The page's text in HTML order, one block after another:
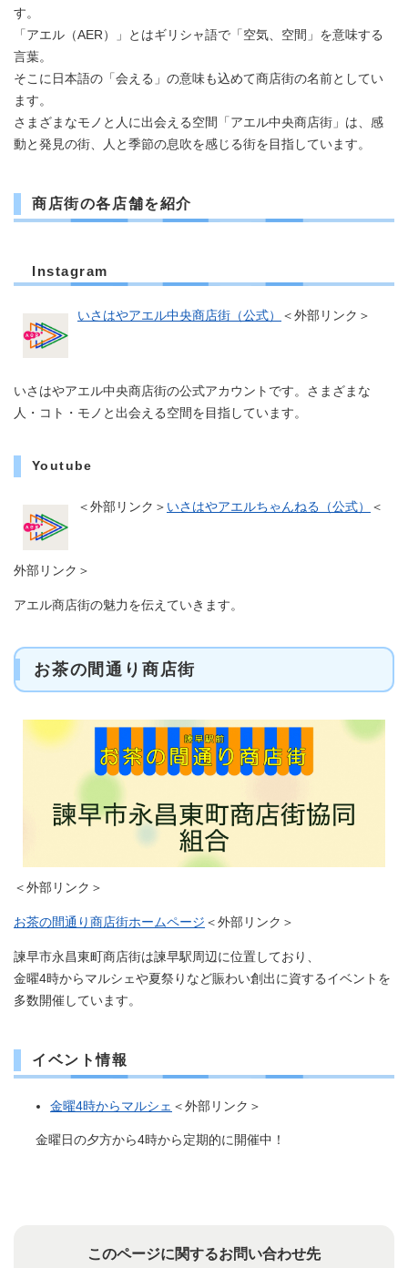
す。
「アエル（AER）」とはギリシャ語で「空気、空間」を意味する
言葉。
そこに日本語の「会える」の意味も込めて商店街の名前としてい
ます。
さまざまなモノと人に出会える空間「アエル中央商店街」は、感
動と発見の街、人と季節の息吹を感じる街を目指しています。
商店街の各店舗を紹介
Instagram
いさはやアエル中央商店街（公式） ＜外部リンク＞
いさはやアエル中央商店街の公式アカウントです。さまざまな
人・コト・モノと出会える空間を目指しています。
Youtube
＜外部リンク＞ いさはやアエルちゃんねる（公式） ＜
外部リンク＞
アエル商店街の魅力を伝えていきます。
お茶の間通り商店街
＜外部リンク＞
お茶の間通り商店街ホームページ ＜外部リンク＞
諫早市永昌東町商店街は諫早駅周辺に位置しており、​​​
金曜4時からマルシェや夏祭りなど賑わい創出に資するイベントを
多数開催しています。
イベント情報
金曜4時からマルシェ ＜外部リンク＞
金曜日の夕方から4時から定期的に開催中！
このページに関するお問い合わせ先